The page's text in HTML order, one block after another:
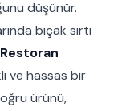
düşünür.
bıçak sırtı
Restoran
ve hassas bir
ürünü,